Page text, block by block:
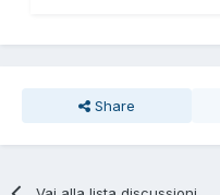
Share